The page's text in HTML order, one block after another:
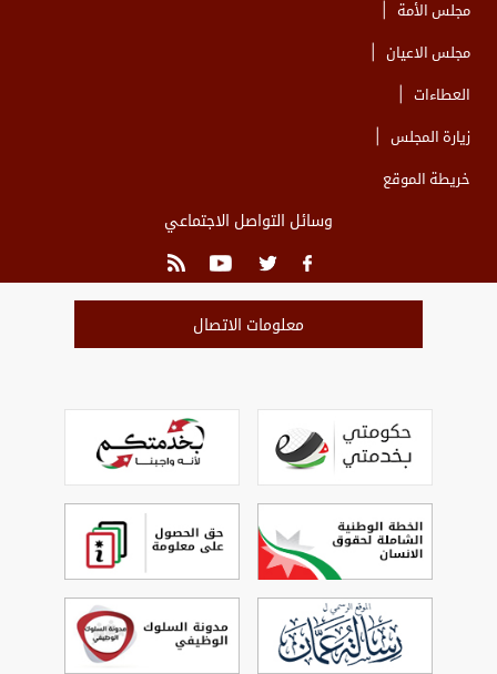
مجلس الأمة
مجلس الاعيان
العطاءات
زيارة المجلس
خريطة الموقع
وسائل التواصل الاجتماعي
معلومات الاتصال